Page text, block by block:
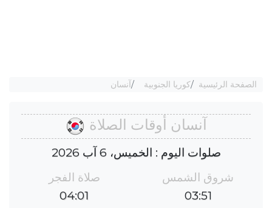
الصفحة الرئيسية كوريا الجنوبية آنسان
آنسان أوقات الصلاة
صلوات اليوم : الخميس، 6 آب 2026
شروق الشمس
03:51
صلاة الفجر
04:01